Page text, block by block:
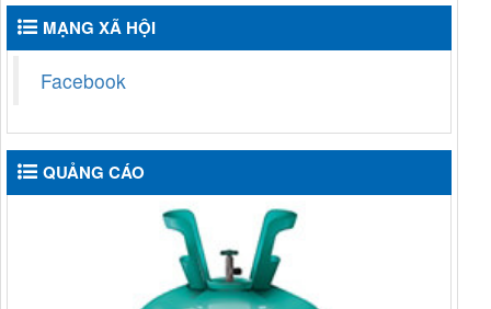
MẠNG XÃ HỘI
Facebook
QUẢNG CÁO